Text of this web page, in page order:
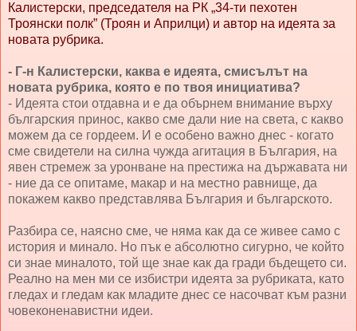
Калистерски, председателя на РК „34-ти пехотен
Троянски полк” (Троян и Априлци) и автор на идеята за
новата рубрика.
- Г-н Калистерски, каква е идеята, смисълът на
новата рубрика, която е по твоя инициатива?
- Идеята стои отдавна и е да обърнем внимание върху
българския принос, какво сме дали ние на света, с какво
можем да се гордеем. И е особено важно днес - когато
сме свидетели на силна чужда агитация в България, на
явен стремеж за уронване на престижа на държавата ни
- ние да се опитаме, макар и на местно равнище, да
покажем какво представлява България и българското.
Разбира се, наясно сме, че няма как да се живее само с
история и минало. Но пък е абсолютно сигурно, че който
си знае миналото, той ще знае как да гради бъдещето си.
Реално на мен ми се избистри идеята за рубриката, като
гледах и гледам как младите днес се насочват към разни
човеконенавистни идеи.